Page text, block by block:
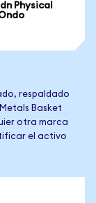
Physical
respaldado
Basket
otra marca
el activo